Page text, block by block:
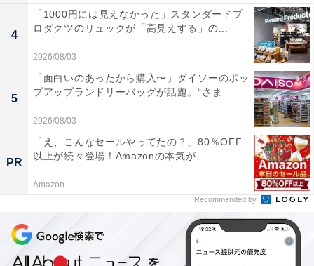
4
「1000円には見えなかった」スタンダードプ
ロダクツのリュックが「高見えする」の...
2026/08/03
5
「面白いのあったから購入〜」ダイソーのポッ
プアップランドリーバッグが話題。“さま...
2026/08/03
PR
「え、こんなセールやってたの？」80％OFF
以上が続々登場！Amazonの本気が...
Amazon
Recommended by